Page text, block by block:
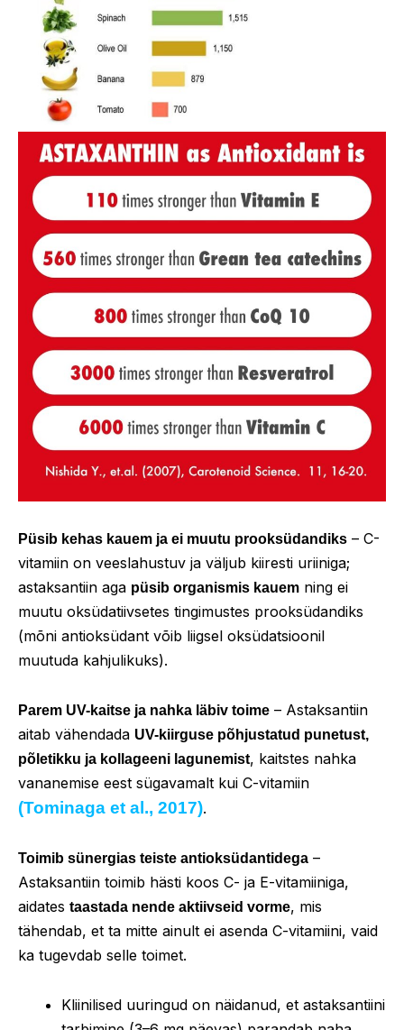
Püsib kehas kauem ja ei muutu prooksüdandiks – C-
vitamiin on veeslahustuv ja väljub kiiresti uriiniga;
astaksantiin aga püsib organismis kauem ning ei
muutu oksüdatiivsetes tingimustes prooksüdandiks
(mõni antioksüdant võib liigsel oksüdatsioonil
muutuda kahjulikuks).
Parem UV-kaitse ja nahka läbiv toime – Astaksantiin
aitab vähendada UV-kiirguse põhjustatud punetust,
põletikku ja kollageeni lagunemist, kaitstes nahka
vananemise eest sügavamalt kui C-vitamiin
(Tominaga et al., 2017).
Toimib sünergias teiste antioksüdantidega –
Astaksantiin toimib hästi koos C- ja E-vitamiiniga,
aidates taastada nende aktiivseid vorme, mis
tähendab, et ta mitte ainult ei asenda C-vitamiini, vaid
ka tugevdab selle toimet.
Kliinilised uuringud on näidanud, et astaksantiini